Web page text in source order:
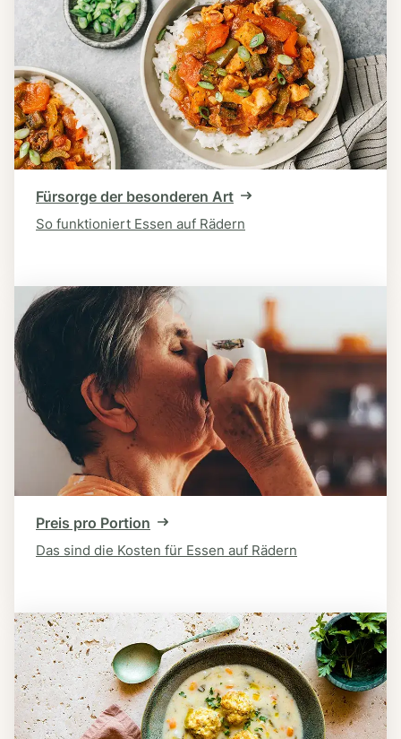
Fürsorge der besonderen Art
So funktioniert Essen auf Rädern
Preis pro Portion
Das sind die Kosten für Essen auf Rädern